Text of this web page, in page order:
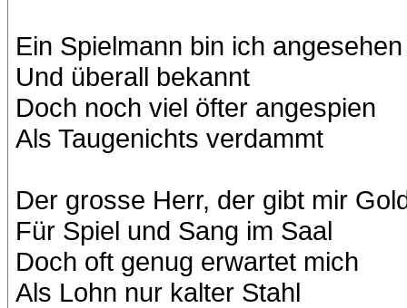
Ein Spielmann bin ich angesehen
Und überall bekannt
Doch noch viel öfter angespien
Als Taugenichts verdammt
Der grosse Herr, der gibt mir
Für Spiel und Sang im Saal
Doch oft genug erwartet mich
Als Lohn nur kalter Stahl